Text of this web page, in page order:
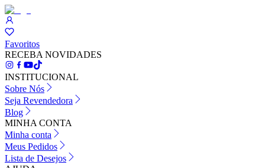
Favoritos
RECEBA NOVIDADES
INSTITUCIONAL
Sobre Nós
Seja Revendedora
Blog
MINHA CONTA
Minha conta
Meus Pedidos
Lista de Desejos